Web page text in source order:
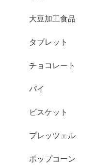
大豆加工食品
タブレット
チョコレート
パイ
ビスケット
プレッツェル
ポップコーン